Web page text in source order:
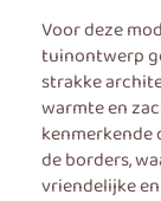
Voor deze
tuinontwerp
strakke
warmte en
kenmerkende
de borders,
vriendelijke